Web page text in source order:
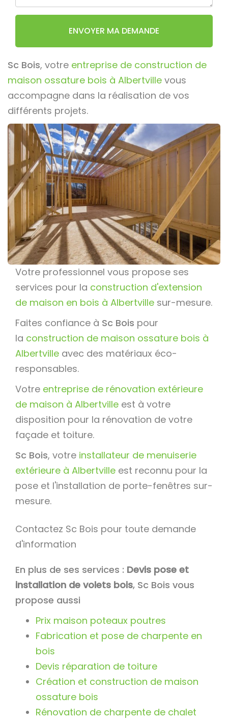
ENVOYER MA DEMANDE
Sc Bois, votre entreprise de construction de
maison ossature bois à Albertville vous
accompagne dans la réalisation de vos
différents projets.
Votre professionnel vous propose ses
services pour la construction d'extension
de maison en bois à Albertville sur-mesure.
Faites confiance à Sc Bois pour
la construction de maison ossature bois à
Albertville avec des matériaux éco-
responsables.
Votre entreprise de rénovation extérieure
de maison à Albertville est à votre
disposition pour la rénovation de votre
façade et toiture.
Sc Bois, votre installateur de menuiserie
extérieure à Albertville est reconnu pour la
pose et l'installation de porte-fenêtres sur-
mesure.
Contactez Sc Bois pour toute demande
d'information
En plus de ses services : Devis pose et
installation de volets bois, Sc Bois vous
propose aussi
Prix maison poteaux poutres
Fabrication et pose de charpente en
bois
Devis réparation de toiture
Création et construction de maison
ossature bois
Rénovation de charpente de chalet